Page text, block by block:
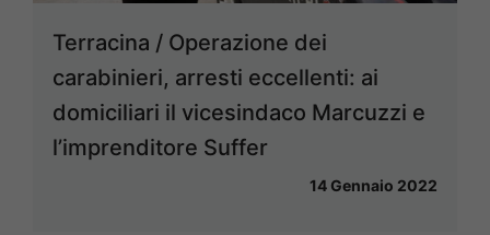
Terracina / Operazione dei
carabinieri, arresti eccellenti: ai
domiciliari il vicesindaco Marcuzzi e
l’imprenditore Suffer
14 Gennaio 2022